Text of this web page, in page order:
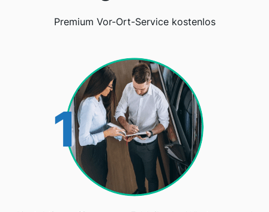
Premium Vor-Ort-Service kostenlos
1